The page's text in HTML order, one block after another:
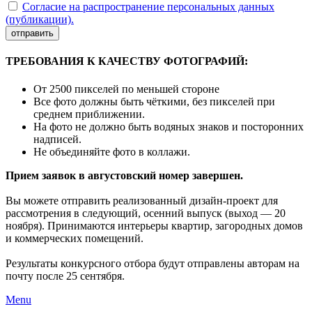
Согласие на распространение персональных данных
(публикации).
отправить
ТРЕБОВАНИЯ К КАЧЕСТВУ ФОТОГРАФИЙ:
От 2500 пикселей по меньшей стороне
Все фото должны быть чёткими, без пикселей при
среднем приближении.
На фото не должно быть водяных знаков и посторонних
надписей.
Не объединяйте фото в коллажи.
Прием заявок в августовский номер завершен.
Вы можете отправить реализованный дизайн-проект для
рассмотрения в следующий, осенний выпуск (выход — 20
ноября). Принимаются интерьеры квартир, загородных домов
и коммерческих помещений.
Результаты конкурсного отбора будут отправлены авторам на
почту после 25 сентября.
Menu